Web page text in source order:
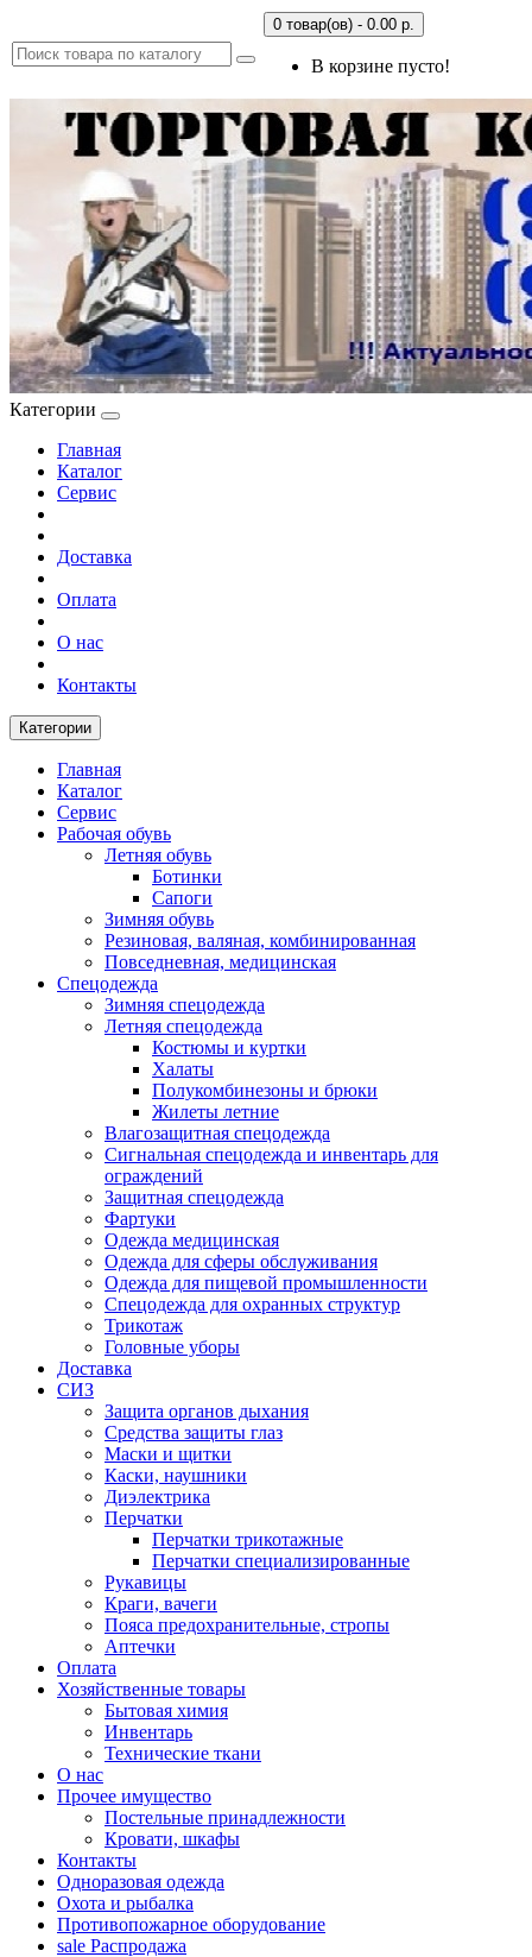
0 товар(ов) - 0.00 р.
В корзине пусто!
Категории
Главная
Каталог
Сервис
Доставка
Оплата
О нас
Контакты
Категории
Главная
Каталог
Сервис
Рабочая обувь
Летняя обувь
Ботинки
Сапоги
Зимняя обувь
Резиновая, валяная, комбинированная
Повседневная, медицинская
Спецодежда
Зимняя спецодежда
Летняя спецодежда
Костюмы и куртки
Халаты
Полукомбинезоны и брюки
Жилеты летние
Влагозащитная спецодежда
Сигнальная спецодежда и инвентарь для
ограждений
Защитная спецодежда
Фартуки
Одежда медицинская
Одежда для сферы обслуживания
Одежда для пищевой промышленности
Спецодежда для охранных структур
Трикотаж
Головные уборы
Доставка
СИЗ
Защита органов дыхания
Средства защиты глаз
Маски и щитки
Каски, наушники
Диэлектрика
Перчатки
Перчатки трикотажные
Перчатки специализированные
Рукавицы
Краги, вачеги
Пояса предохранительные, стропы
Аптечки
Оплата
Хозяйственные товары
Бытовая химия
Инвентарь
Технические ткани
О нас
Прочее имущество
Постельные принадлежности
Кровати, шкафы
Контакты
Одноразовая одежда
Охота и рыбалка
Противопожарное оборудование
sale Распродажа